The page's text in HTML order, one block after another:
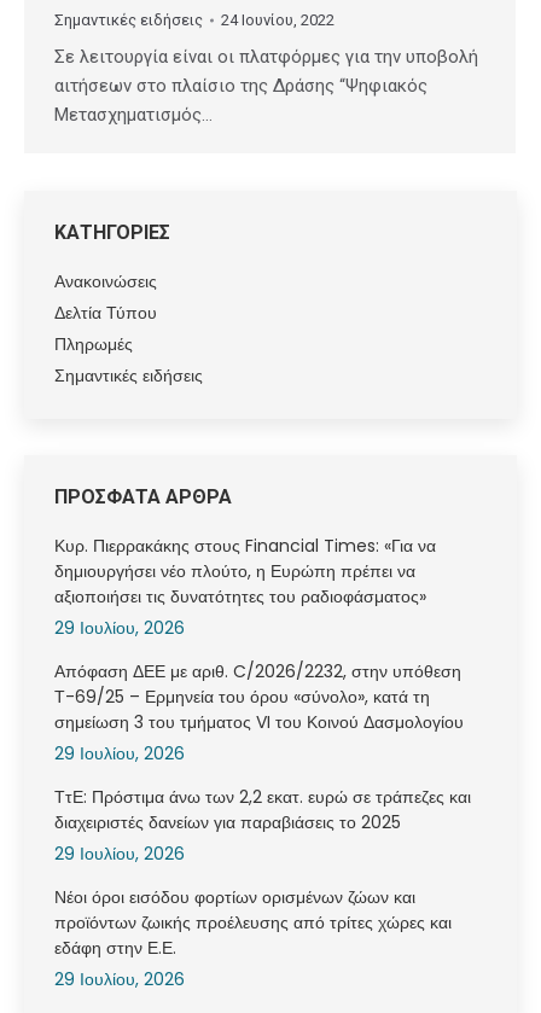
Σημαντικές ειδήσεις 24 Ιουνίου, 2022
Σε λειτουργία είναι οι πλατφόρμες για την υποβολή
αιτήσεων στο πλαίσιο της Δράσης “Ψηφιακός
Μετασχηματισμός…
ΚΑΤΗΓΟΡΙΕΣ
Ανακοινώσεις
Δελτία Τύπου
Πληρωμές
Σημαντικές ειδήσεις
ΠΡΟΣΦΑΤΑ ΑΡΘΡΑ
Κυρ. Πιερρακάκης στους Financial Times: «Για να
δημιουργήσει νέο πλούτο, η Ευρώπη πρέπει να
αξιοποιήσει τις δυνατότητες του ραδιοφάσματος»
29 Ιουλίου, 2026
Απόφαση ΔΕΕ με αριθ. C/2026/2232, στην υπόθεση
Τ-69/25 – Ερμηνεία του όρου «σύνολο», κατά τη
σημείωση 3 του τμήματος VI του Κοινού Δασμολογίου
29 Ιουλίου, 2026
ΤτΕ: Πρόστιμα άνω των 2,2 εκατ. ευρώ σε τράπεζες και
διαχειριστές δανείων για παραβιάσεις το 2025
29 Ιουλίου, 2026
Νέοι όροι εισόδου φορτίων ορισμένων ζώων και
προϊόντων ζωικής προέλευσης από τρίτες χώρες και
εδάφη στην Ε.Ε.
29 Ιουλίου, 2026